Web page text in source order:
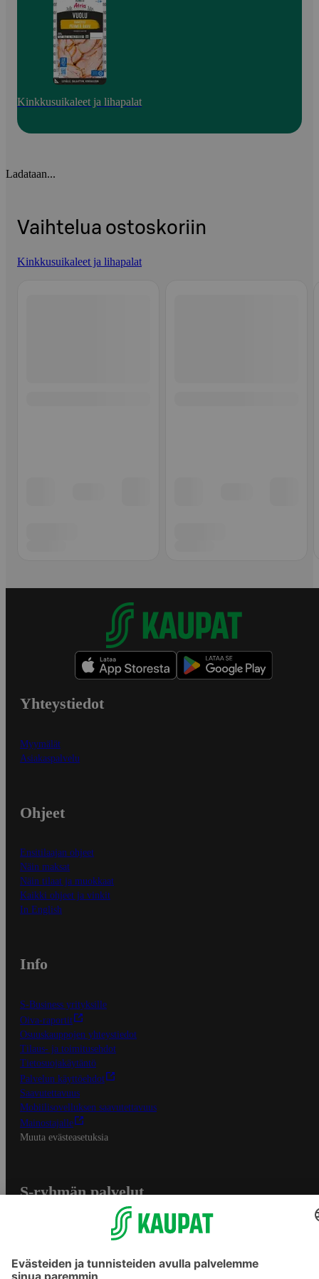
Kinkkusuikaleet ja lihapalat
Ladataan...
Vaihtelua ostoskoriin
Kinkkusuikaleet ja lihapalat
Yhteystiedot
Myymälät
Asiakaspalvelu
Ohjeet
Ensitilaajan ohjeet
Näin maksat
Näin tilaat ja muokkaat
Kaikki ohjeet ja vinkit
In English
Info
S-Business yrityksille
Oiva-raportit
Osuuskauppojen yhteystiedot
Tilaus- ja toimitusehdot
Tietosuojakäytäntö
Palvelun käyttöehdot
Saavutettavuus
Mobiilisovelluksen saavutettavuus
Mainostajalle
Muuta evästeasetuksia
S-ryhmän palvelut
Yhteishyvä Ruoka -sovellus